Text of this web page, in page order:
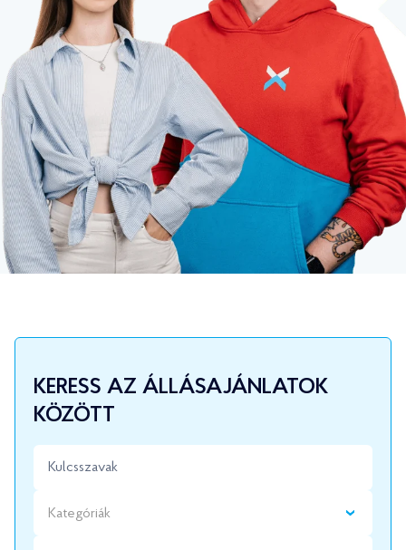
KERESS AZ ÁLLÁSAJÁNLATOK
KÖZÖTT
Kategóriák